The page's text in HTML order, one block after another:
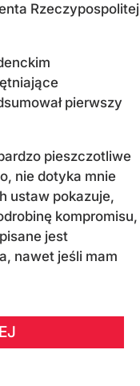
Rzeczypospolitej
pierwszy
pieszczotliwe
nie dotyka mnie
ustaw pokazuje,
kompromisu,
jest
nawet jeśli mam